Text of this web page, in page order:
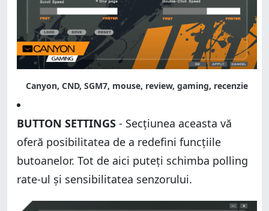
Canyon, CND, SGM7, mouse, review, gaming, recenzie
BUTTON SETTINGS - Secțiunea aceasta vă
oferă posibilitatea de a redefini funcțiile
butoanelor. Tot de aici puteți schimba polling
rate-ul și sensibilitatea senzorului.